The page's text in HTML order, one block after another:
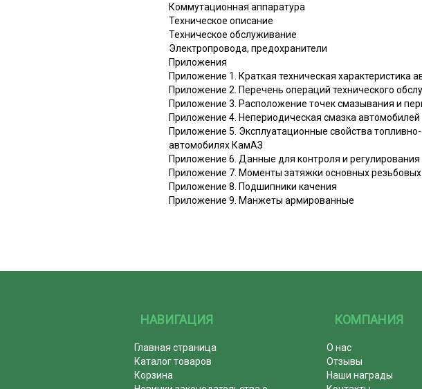
Коммутационная аппаратура
Техническое описание
Техническое обслуживание
Электропровода, предохранители
Приложения
Приложение 1. Краткая техническая характеристика
Приложение 2. Перечень операций технического
Приложение 3. Расположение точек смазывания и
Приложение 4. Непериодическая смазка автомобилей
Приложение 5. Эксплуатационные свойства
автомобилях КамАЗ
Приложение 6. Данные для контроля и
Приложение 7. Моменты затяжки основных
Приложение 8. Подшипники качения
Приложение 9. Манжеты армированные
НАВИГАЦИЯ
Главная страница
Каталог товаров
Корзина
КОМПАНИЯ
О нас
Отзывы
Наши награды